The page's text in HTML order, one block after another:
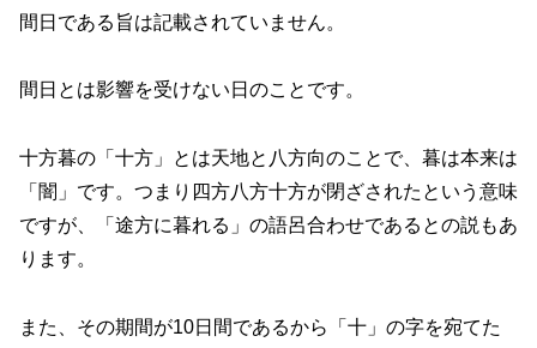
間日である旨は記載されていません。
間日とは影響を受けない日のことです。
十方暮の「十方」とは天地と八方向のことで、暮は本来は
「闇」です。つまり四方八方十方が閉ざされたという意味
ですが、「途方に暮れる」の語呂合わせであるとの説もあ
ります。
また、その期間が10日間であるから「十」の字を宛てた